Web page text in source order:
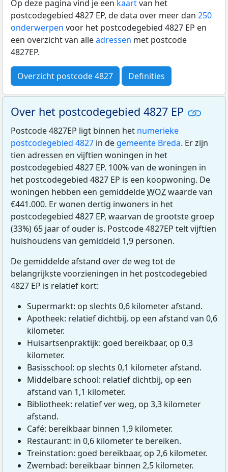
Op deze pagina vind je een kaartvan het
postcodegebied 4827 EP, de data over meer dan 250
onderwerpen voor het postcodegebied 4827 EP en
een overzicht van alleadressen met postcode
4827EP.
Overzicht postcode 4827 Definities
Over het postcodegebied 4827 EP
Postcode 4827EP ligt binnen het numerieke
postcodegebied 4827 in de gemeente Breda. Er zijn
tien adressen en vijftien woningen in het
postcodegebied 4827 EP. 100% van de woningen in
het postcodegebied 4827 EP is een koopwoning. De
woningen hebben een gemiddeldeWOZwaarde van
€441.000. Er wonen dertig inwoners in het
postcodegebied 4827 EP, waarvan de grootste groep
(33%) 65 jaar of ouder is. Postcode 4827EP telt vijftien
huishoudens van gemiddeld 1,9 personen.
De gemiddelde afstand over de weg tot de
belangrijkste voorzieningen in het postcodegebied
4827 EP is relatief kort:
Supermarkt: op slechts 0,6 kilometer afstand.
Apotheek: relatief dichtbij, op een afstand van 0,6
kilometer.
Huisartsenpraktijk: goed bereikbaar, op 0,3
kilometer.
Basisschool: op slechts 0,1 kilometer afstand.
Middelbare school: relatief dichtbij, op een
afstand van 1,1 kilometer.
Bibliotheek: relatief ver weg, op 3,3 kilometer
afstand.
Café: bereikbaar binnen 1,9 kilometer.
Restaurant: in 0,6 kilometer te bereiken.
Treinstation: goed bereikbaar, op 2,6 kilometer.
Zwembad: bereikbaar binnen 2,5 kilometer.